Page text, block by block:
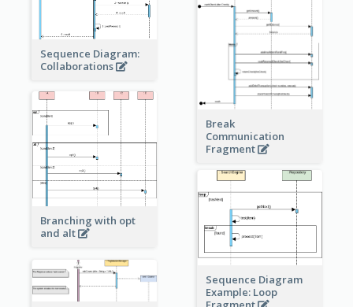
Sequence Diagram:
Collaborations
Break
Communication
Fragment
Branching with opt
and alt
Sequence Diagram
Example: Loop